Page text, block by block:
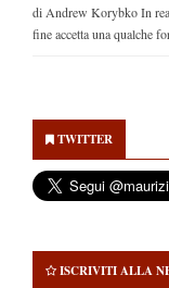
di Andrew Korybko In
fine accetta una qualche
Sidebar
TWITTER
ISCRIVITI ALLA